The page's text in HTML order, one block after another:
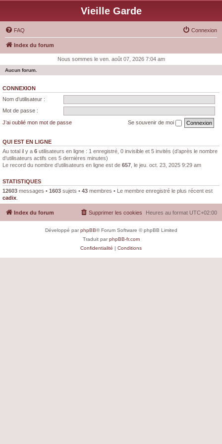
Vieille Garde
FAQ Connexion
Index du forum
Nous sommes le ven. août 07, 2026 7:04 am
Aucun forum.
CONNEXION
Nom d’utilisateur :
Mot de passe :
J’ai oublié mon mot de passe
Se souvenir de moi
QUI EST EN LIGNE
Au total il y a 6 utilisateurs en ligne : 1 enregistré, 0 invisible et 5 invités (d’après le nombre
d’utilisateurs actifs ces 5 dernières minutes)
Le record du nombre d’utilisateurs en ligne est de 657 , le jeu. oct. 23, 2025 9:29 am
STATISTIQUES
12603 messages • 1603 sujets • 43 membres • Le membre enregistré le plus récent est
cadix
Index du forum Heures au format UTC+02:00
Supprimer les cookies
Développé parphpBB® Forum Software © phpBB Limited
Traduit parphpBB-fr.com
Confidentialité | Conditions